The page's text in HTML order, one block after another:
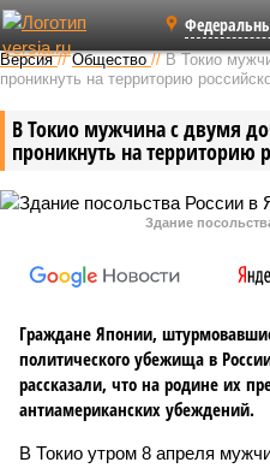
Версия //Общество //В Токио
проникнуть на территорию
В Токио мужчина с двумя
проникнуть на территорию
Здание
Граждане Японии,
политического убежища в
рассказали, что на родине их
антиамериканских убеждений.
В Токио утром 8 апреля